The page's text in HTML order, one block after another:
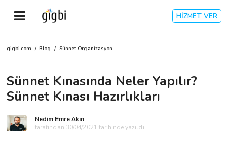
HİZMET VER
Anasayfa
Giriş Yap
Kategoriler
gigbi.com / Blog / Sünnet Organizasyon
Sünnet Kınasında Neler Yapılır?
Sünnet Kınası Hazırlıkları
Nedim Emre Akın
tarafından 30/04/2021 tarihinde yazıldı.